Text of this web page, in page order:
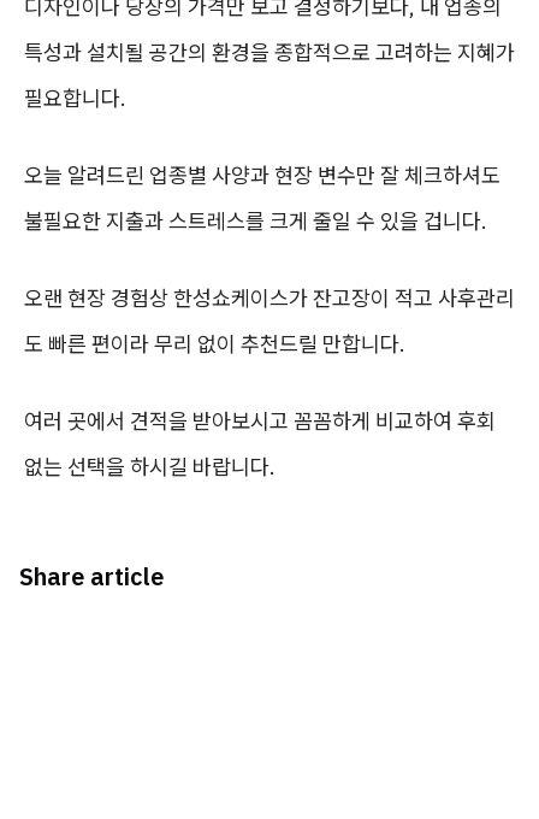
디자인이나 당장의 가격만 보고 결정하기보다, 내 업종의
특성과 설치될 공간의 환경을 종합적으로 고려하는 지혜가
필요합니다.
오늘 알려드린 업종별 사양과 현장 변수만 잘 체크하셔도
불필요한 지출과 스트레스를 크게 줄일 수 있을 겁니다.
오랜 현장 경험상 한성쇼케이스가 잔고장이 적고 사후관리
도 빠른 편이라 무리 없이 추천드릴 만합니다.
여러 곳에서 견적을 받아보시고 꼼꼼하게 비교하여 후회
없는 선택을 하시길 바랍니다.
Share article